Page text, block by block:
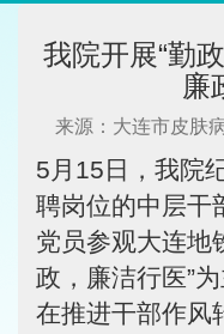
我院开展“勤
廉
来源：大连市皮肤
5月15日，我院
聘岗位的中层干
党员参观大连地
政，廉洁行医”
在推进干部作风